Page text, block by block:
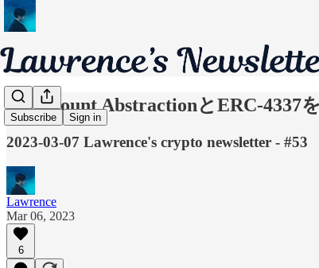
Subscribe Sign in
👛 Account AbstractionとERC-4337
2023-03-07 Lawrence's crypto newsletter - #53
Lawrence
Mar 06, 2023
6